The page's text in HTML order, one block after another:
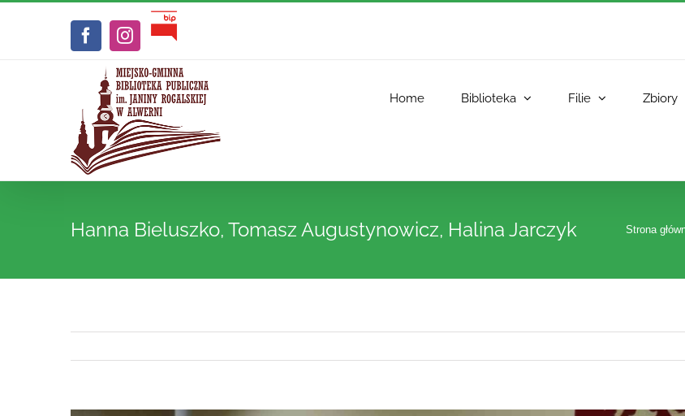
FacebookInstagram
Biuletyn
Publicznej
Home Biblioteka Filie Zbiory
Hanna Bieluszko, Tomasz Augustynowicz, Halina Jarczyk Strona